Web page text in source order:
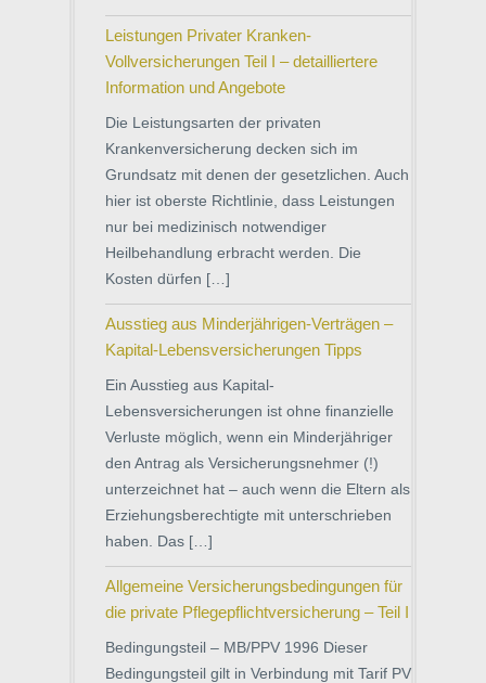
Leistungen Privater Kranken-
Vollversicherungen Teil I – detailliertere
Information und Angebote
Die Leistungsarten der privaten
Krankenversicherung decken sich im
Grundsatz mit denen der gesetzlichen. Auch
hier ist oberste Richtlinie, dass Leistungen
nur bei medizinisch notwendiger
Heilbehandlung erbracht werden. Die
Kosten dürfen […]
Ausstieg aus Minderjährigen-Verträgen –
Kapital-Lebensversicherungen Tipps
Ein Ausstieg aus Kapital-
Lebensversicherungen ist ohne finanzielle
Verluste möglich, wenn ein Minderjähriger
den Antrag als Versicherungsnehmer (!)
unterzeichnet hat – auch wenn die Eltern als
Erziehungsberechtigte mit unterschrieben
haben. Das […]
Allgemeine Versicherungsbedingungen für
die private Pflegepflichtversicherung – Teil I
Bedingungsteil – MB/PPV 1996 Dieser
Bedingungsteil gilt in Verbindung mit Tarif PV